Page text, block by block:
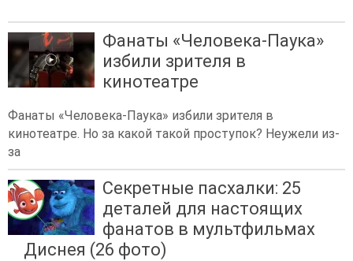
Фанаты «Человека-Паука»
избили зрителя в
кинотеатре
Фанаты «Человека-Паука» избили зрителя в
кинотеатре. Но за какой такой проступок? Неужели из-
за
Секретные пасхалки: 25
деталей для настоящих
фанатов в мультфильмах
Диснея (26 фото)